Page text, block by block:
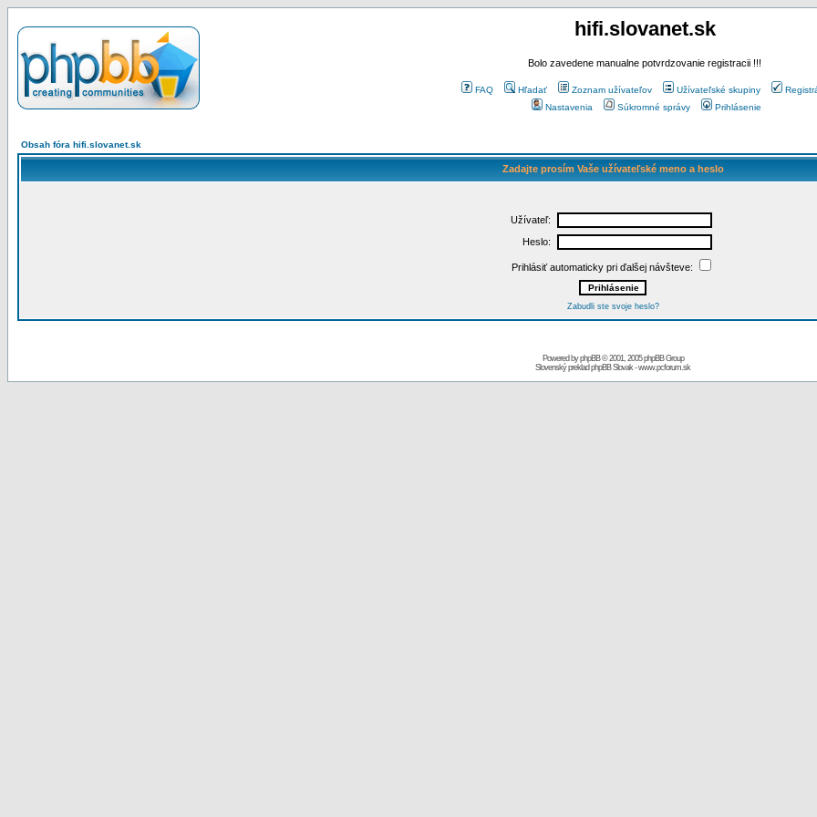
hifi.slovanet.sk
Bolo zavedene manualne potvrdzovanie registracii !!!
FAQ Hľadať Zoznam užívateľov Užívateľské skupiny
Nastavenia
Súkromné správy Prihlásenie
Obsah fóra hifi.slovanet.sk
Zadajte prosím Vaše užívateľské meno a heslo
Užívateľ:
Heslo:
Prihlásiť automaticky pri ďalšej návšteve:
Zabudli ste svoje heslo?
Powered byphpBB© 2001, 2005 phpBB Group
Slovenský preklad phpBB Slovak-www.pcforum.sk